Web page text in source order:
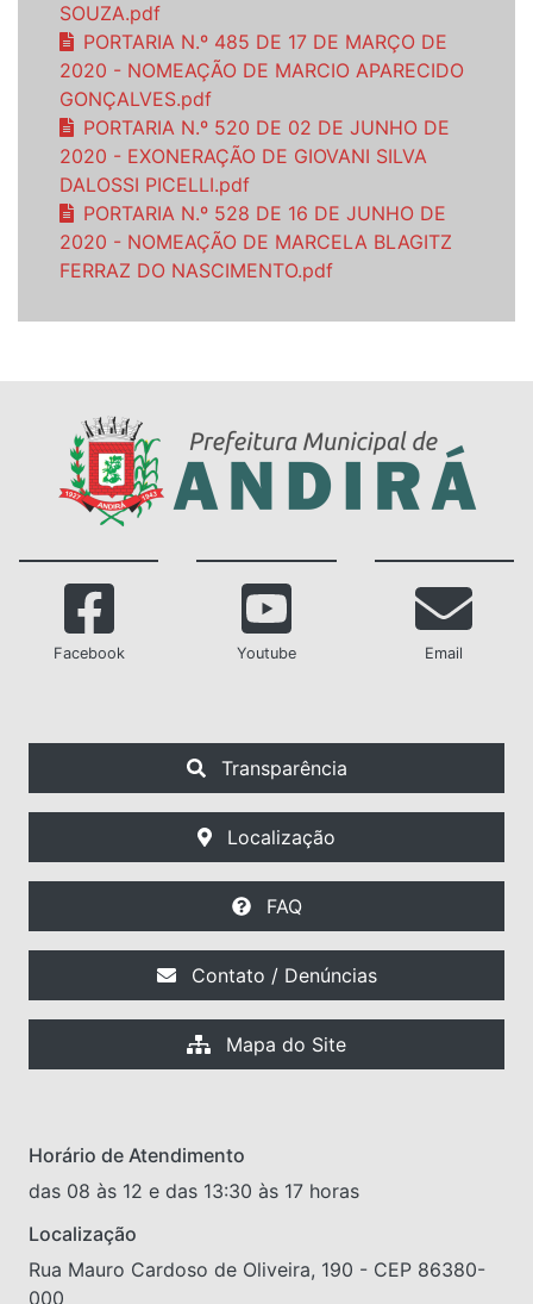
SOUZA.pdf
PORTARIA N.º 485 DE 17 DE MARÇO DE
2020 - NOMEAÇÃO DE MARCIO APARECIDO
GONÇALVES.pdf
PORTARIA N.º 520 DE 02 DE JUNHO DE
2020 - EXONERAÇÃO DE GIOVANI SILVA
DALOSSI PICELLI.pdf
PORTARIA N.º 528 DE 16 DE JUNHO DE
2020 - NOMEAÇÃO DE MARCELA BLAGITZ
FERRAZ DO NASCIMENTO.pdf
Facebook Youtube Email
Transparência
Localização
FAQ
Contato / Denúncias
Mapa do Site
Horário de Atendimento
das 08 às 12 e das 13:30 às 17 horas
Localização
Rua Mauro Cardoso de Oliveira, 190 - CEP 86380-
000